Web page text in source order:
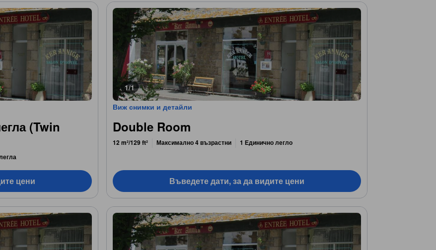
(Twin
цени
1/1
Виж снимки и детайли
Double Room
12 m²/129 ft² Максимално 4 възрастни 1 Единично легло
Въведете дати, за да видите цени